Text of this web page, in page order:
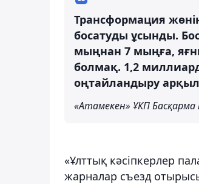
Трансформация
босатуды ұсынды.
мыңнан 7 мыңға,
болмақ. 1,2
оңтайландыру
«Атамекен» ҰКП
«Ұлттық кәсіпкерлер
жарналар съезд